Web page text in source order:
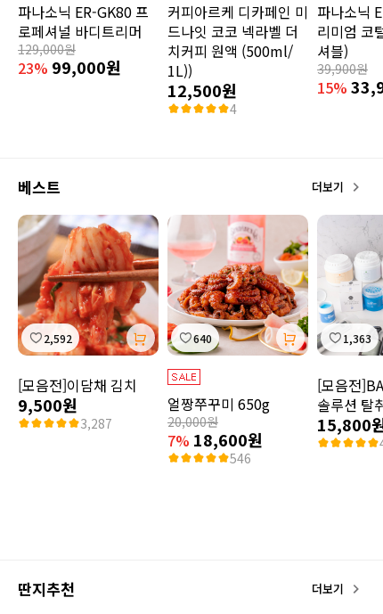
파나소닉 ER-GK80 프
로페셔널 바디트리머
129,000원
23% 99,000원
커피아르케 디카페인 미
드나잇 코코 넥라벨 더
치커피 원액 (500ml/
1L))
12,500원
4
파나소닉
리미엄 코
셔블)
39,900원
15%
베스트 더보기
2,592
[모음전]이담채 김치
9,500원
3,287
640
얼짱쭈꾸미 650g
20,000원
7% 18,600원
546
1,363
[모음전
솔루션 탈
15,800원
딴지추천 더보기